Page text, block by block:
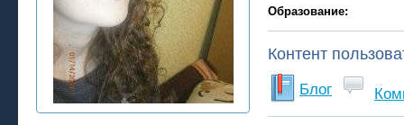
Образование:
Контент
Блог